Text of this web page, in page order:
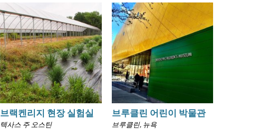
브랙켄리지 현장 실험실
텍사스 주 오스틴
브루클린 어린이 박물관
브루클린, 뉴욕